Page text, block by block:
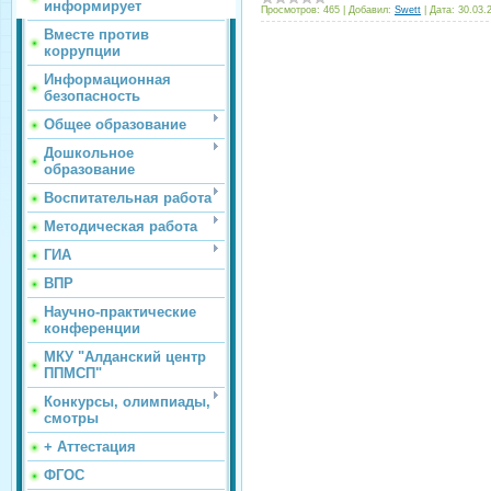
информирует
Вместе против
коррупции
Информационная
безопасность
Общее образование
Дошкольное
образование
Воспитательная работа
Методическая работа
ГИА
ВПР
Научно-практические
конференции
МКУ "Алданский центр
ППМСП"
Конкурсы, олимпиады,
смотры
+ Аттестация
ФГОС
Просмотров: 465 Добавил: Swett Дата: